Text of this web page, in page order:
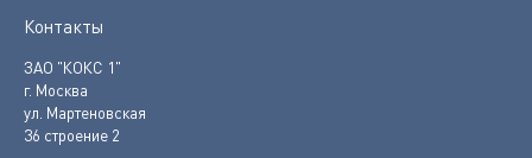
Контакты
ЗАО "КОКС 1"
г. Москва
ул. Мартеновская
36 строение 2